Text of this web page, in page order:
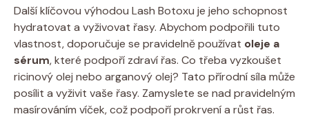
Další klíčovou výhodou Lash Botoxu je jeho schopnost
hydratovat a vyživovat řasy. Abychom podpořili tuto
vlastnost, doporučuje se pravidelně používat oleje a
sérum, které podpoří zdraví řas. Co třeba vyzkoušet
ricinový olej nebo arganový olej? Tato přírodní síla může
posílit a vyživit vaše řasy. Zamyslete se nad pravidelným
masírováním víček, což podpoří prokrvení a růst řas.